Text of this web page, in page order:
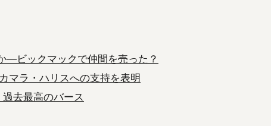
—ビックマックで仲間を売った？
マラ・ハリスへの支持を表明
去最高のバース